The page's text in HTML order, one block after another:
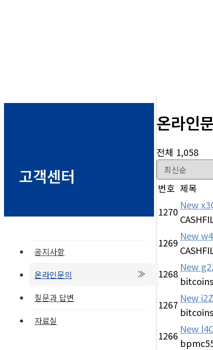
고객센터
공지사항
온라인문의
질문과 답변
자료실
온라인
전체 1,058
번호 제목
1270
New
1269
New
1268
New
1267
New
1266
New